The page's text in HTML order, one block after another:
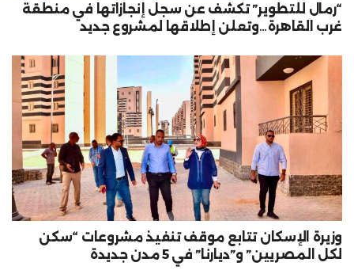
“رمال للتطوير” تكشف عن سجل إنجازاتها في منطقة
غرب القاهرة…وتعلن إطلاقها لمشروع جديد
وزيرة الإسكان تتابع موقف تنفيذ مشروعات “سكن
لكل المصريين” و”ديارنا” في 5 مدن جديدة